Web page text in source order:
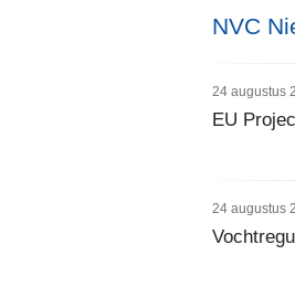
NVC
24 augustus
EU
24 augustus